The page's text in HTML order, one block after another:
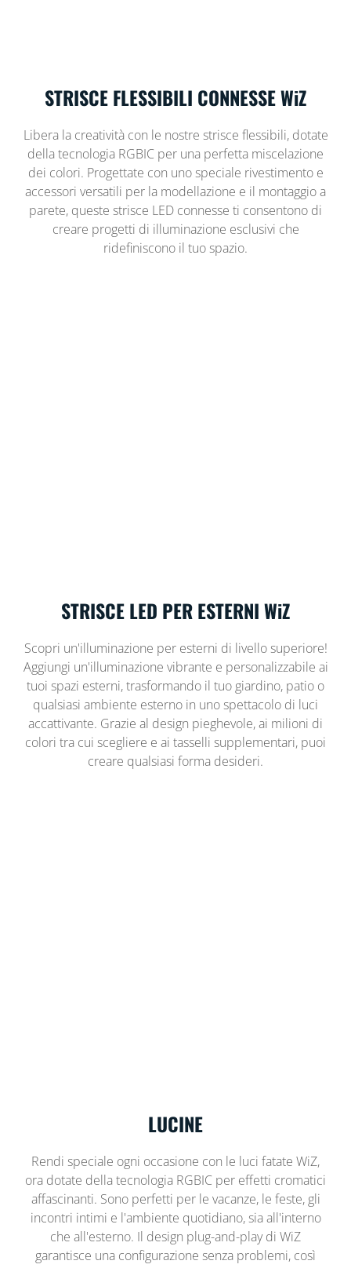
STRISCE FLESSIBILI CONNESSE WiZ
Libera la creatività con le nostre strisce flessibili, dotate
della tecnologia RGBIC per una perfetta miscelazione
dei colori. Progettate con uno speciale rivestimento e
accessori versatili per la modellazione e il montaggio a
parete, queste strisce LED connesse ti consentono di
creare progetti di illuminazione esclusivi che
ridefiniscono il tuo spazio.
STRISCE LED PER ESTERNI WiZ
Scopri un'illuminazione per esterni di livello superiore!
Aggiungi un'illuminazione vibrante e personalizzabile ai
tuoi spazi esterni, trasformando il tuo giardino, patio o
qualsiasi ambiente esterno in uno spettacolo di luci
accattivante. Grazie al design pieghevole, ai milioni di
colori tra cui scegliere e ai tasselli supplementari, puoi
creare qualsiasi forma desideri.
LUCINE
Rendi speciale ogni occasione con le luci fatate WiZ,
ora dotate della tecnologia RGBIC per effetti cromatici
affascinanti. Sono perfetti per le vacanze, le feste, gli
incontri intimi e l'ambiente quotidiano, sia all'interno
che all'esterno. Il design plug-and-play di WiZ
garantisce una configurazione senza problemi, così